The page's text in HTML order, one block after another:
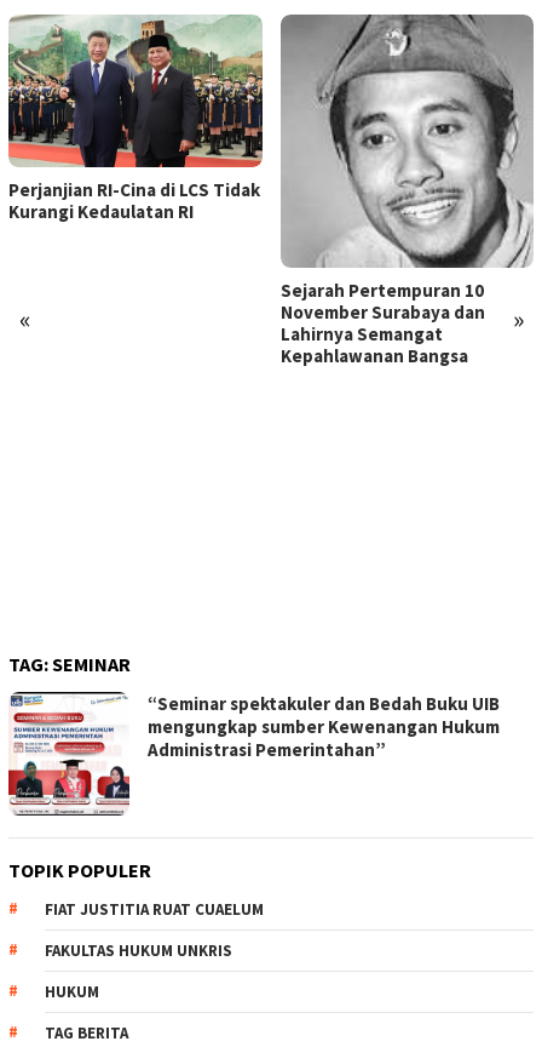
« »
Perjanjian RI-Cina di LCS Tidak
Kurangi Kedaulatan RI
Sejarah Pertempuran 10
November Surabaya dan
Lahirnya Semangat
Kepahlawanan Bangsa
TAG:SEMINAR
“Seminar spektakuler dan Bedah Buku UIB
mengungkap sumber Kewenangan Hukum
Administrasi Pemerintahan”
TOPIK POPULER
FIAT JUSTITIA RUAT CUAELUM
FAKULTAS HUKUM UNKRIS
HUKUM
TAG BERITA